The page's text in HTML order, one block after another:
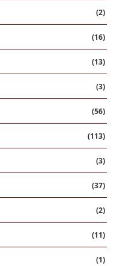
(2)
(16)
(13)
(3)
(56)
(113)
(3)
(37)
(2)
(11)
(1)